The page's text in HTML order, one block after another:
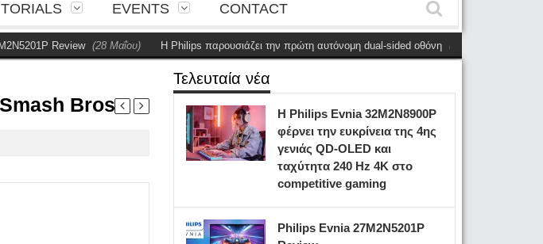
EVENTS CONTACT
Review (28 Μαΐου) Η Philips παρουσιάζει την πρώτη αυτόνομη dual-sided οθόνη (28 Μαΐου)
Bros
Τελευταία νέα
Η Philips Evnia 32M2N8900P
φέρνει την ευκρίνεια της 4ης
γενιάς QD-OLED και
ταχύτητα 240 Hz 4K στο
competitive gaming
Philips Evnia 27M2N5201P